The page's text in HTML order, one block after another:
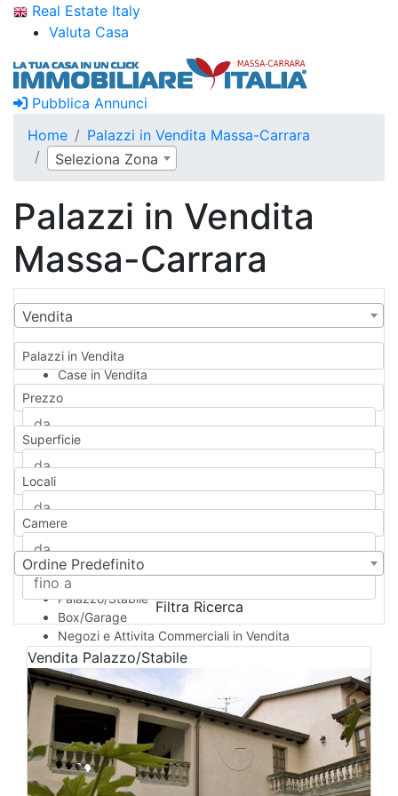
Real Estate Italy
Valuta Casa
Pubblica Annunci
Home
Palazzi in Vendita Massa-Carrara
Seleziona Zona
Palazzi in Vendita
Massa-Carrara
Vendita
Palazzi in Vendita
Case in Vendita
Qualsiasi
Appartamento
Casa indipendente
Casa Semi-indipendente
Attico/Mansarda
Rustico/Casale
Camera d'Albergo
Multiproprietà
Palazzo/Stabile
Box/Garage
Negozi e Attivita Commerciali in Vendita
Qualsiasi
Attività/Licenza Commerciale
Azienda Agricola
Bar/Ristorante
Bed & Breakfast
Albergo
Laboratorio Artigianale
Negozio/locale commerciale
Prezzo
Superficie
Locali
Camere
Ordine Predefinito
Filtra Ricerca
Vendita Palazzo/Stabile